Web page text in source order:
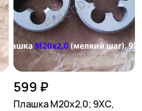
599 ₽
Плашка М20х2,0; 9ХС,